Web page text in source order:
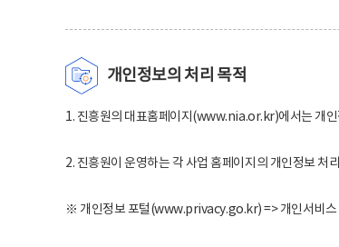
개인정보의 처리 목적
1. 진흥원의 대표홈페이지(www.nia.or.kr)에서는 개인
2. 진흥원이 운영하는 각 사업 홈페이지의 개인정보 처
※ 개인정보 포털(www.privacy.go.kr) => 개인서비스